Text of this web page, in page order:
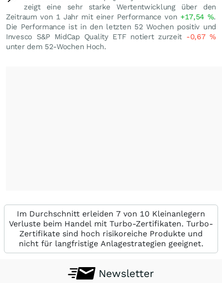
zeigt eine sehr starke Wertentwicklung über den
Zeitraum von 1 Jahr mit einer Performance von +17,54 %.
Die Performance ist in den letzten 52 Wochen positiv und
Invesco S&P MidCap Quality ETF notiert zurzeit -0,67%
unter dem 52-Wochen Hoch.
Im Durchschnitt erleiden 7 von 10 Kleinanlegern
Verluste beim Handel mit Turbo-Zertifikaten. Turbo-
Zertifikate sind hoch risikoreiche Produkte und
nicht für langfristige Anlagestrategien geeignet.
Newsletter